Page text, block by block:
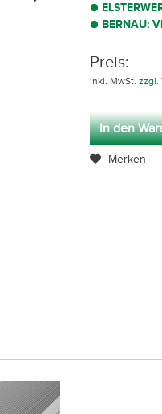
BERNAU:
Preis:
inkl. MwSt.zzgl.
In den
Merken